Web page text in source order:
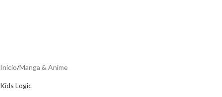
Inicio/Manga & Anime
Kids Logic